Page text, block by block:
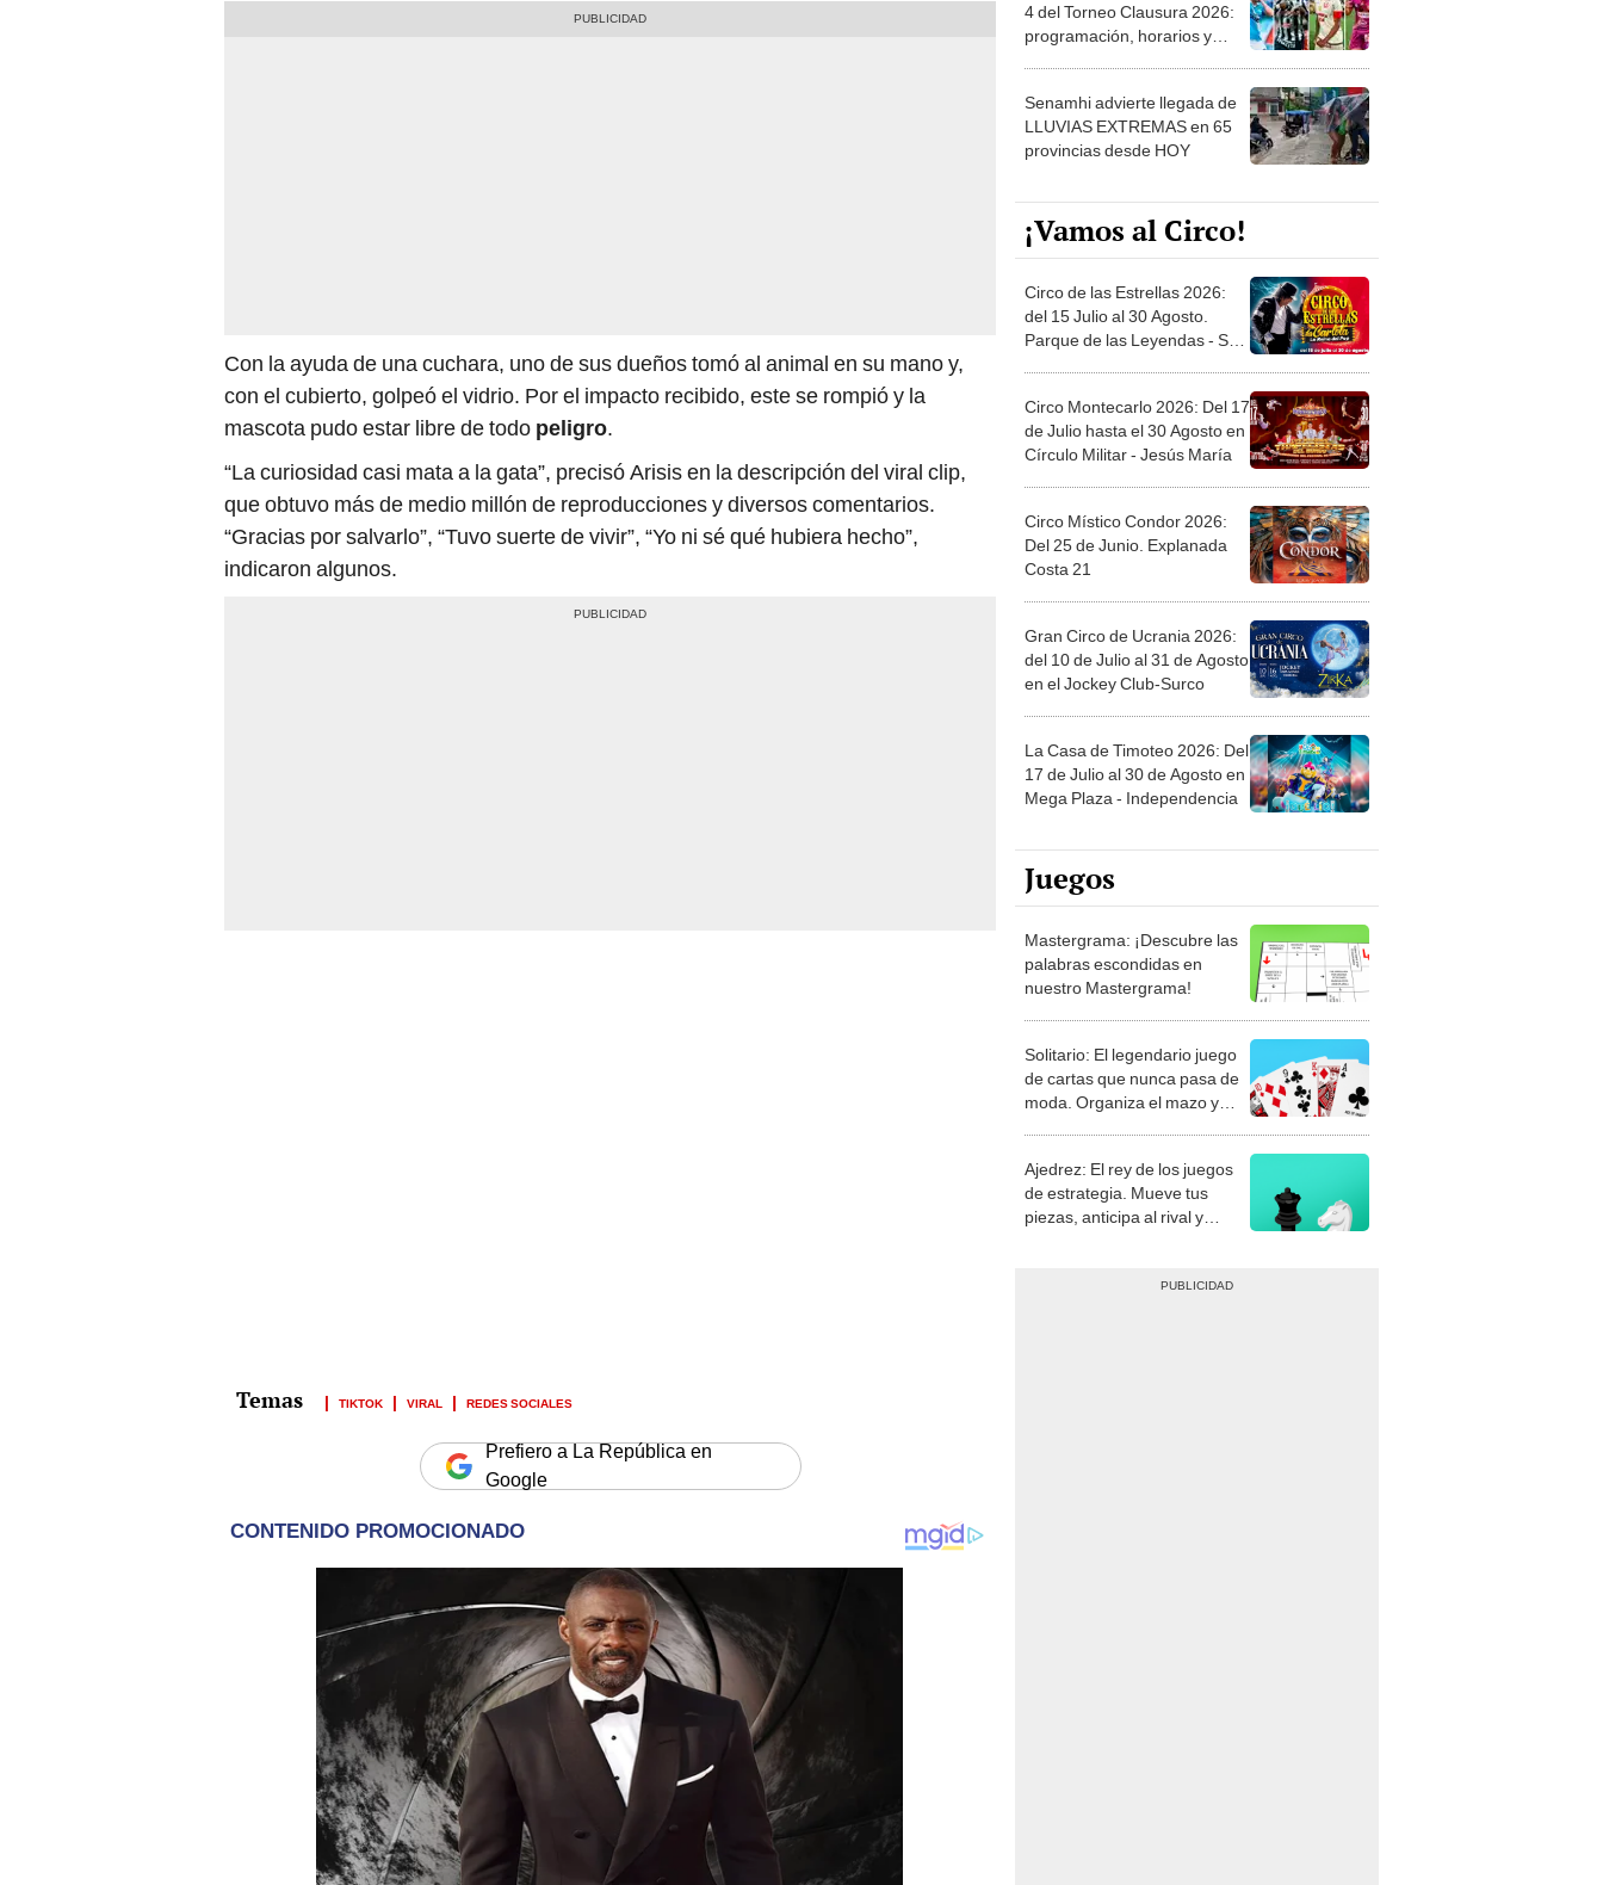
Con la ayuda de una cuchara, uno de sus dueños tomó al animal en su mano y,
con el cubierto, golpeó el vidrio. Por el impacto recibido, este se rompió y la
mascota pudo estar libre de todo peligro.
“La curiosidad casi mata a la gata”, precisó Arisis en la descripción del viral clip,
que obtuvo más de medio millón de reproducciones y diversos comentarios.
“Gracias por salvarlo”, “Tuvo suerte de vivir”, “Yo ni sé qué hubiera hecho”,
indicaron algunos.
TIKTOK VIRAL REDES SOCIALES
Prefiero a La República en
Google
4 del Torneo Clausura 2026:
programación, horarios y
Senamhi advierte llegada de
LLUVIAS EXTREMAS en 65
provincias desde HOY
¡Vamos al Circo!
Circo de las Estrellas 2026:
del 15 Julio al 30 Agosto.
Parque de las Leyendas - San
Circo Montecarlo 2026: Del 17
de Julio hasta el 30 Agosto en
Círculo Militar - Jesús María
Circo Místico Condor 2026:
Del 25 de Junio. Explanada
Costa 21
Gran Circo de Ucrania 2026:
del 10 de Julio al 31 de Agosto
en el Jockey Club-Surco
La Casa de Timoteo 2026: Del
17 de Julio al 30 de Agosto en
Mega Plaza - Independencia
Juegos
Mastergrama: ¡Descubre las
palabras escondidas en
nuestro Mastergrama!
Solitario: El legendario juego
de cartas que nunca pasa de
moda. Organiza el mazo y
Ajedrez: El rey de los juegos
de estrategia. Mueve tus
piezas, anticipa al rival y